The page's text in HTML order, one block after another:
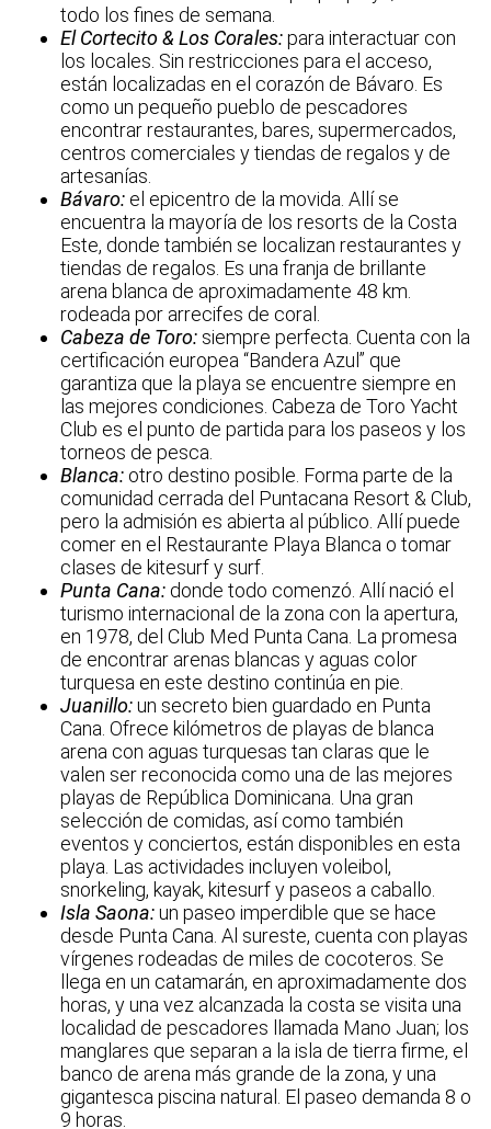
todo los fines de semana.
El Cortecito & Los Corales:para interactuar con
los locales. Sin restricciones para el acceso,
están localizadas en el corazón de Bávaro. Es
como un pequeño pueblo de pescadores
encontrar restaurantes, bares, supermercados,
centros comerciales y tiendas de regalos y de
artesanías.
Bávaro: el epicentro de la movida. Allí se
encuentra la mayoría de los resorts de la Costa
Este, donde también se localizan restaurantes y
tiendas de regalos. Es una franja de brillante
arena blanca de aproximadamente 48 km.
rodeada por arrecifes de coral.
Cabeza de Toro: siempre perfecta. Cuenta con la
certificación europea “Bandera Azul” que
garantiza que la playa se encuentre siempre en
las mejores condiciones. Cabeza de Toro Yacht
Club es el punto de partida para los paseos y los
torneos de pesca.
Blanca: otro destino posible. Forma parte de la
comunidad cerrada del Puntacana Resort & Club,
pero la admisión es abierta al público. Allí puede
comer en el Restaurante Playa Blanca o tomar
clases de kitesurf y surf.
Punta Cana: donde todo comenzó. Allí nació el
turismo internacional de la zona con la apertura,
en 1978, del Club Med Punta Cana. La promesa
de encontrar arenas blancas y aguas color
turquesa en este destino continúa en pie.
Juanillo:un secreto bien guardado en Punta
Cana. Ofrece kilómetros de playas de blanca
arena con aguas turquesas tan claras que le
valen ser reconocida como una de las mejores
playas de República Dominicana. Una gran
selección de comidas, así como también
eventos y conciertos, están disponibles en esta
playa. Las actividades incluyen voleibol,
snorkeling, kayak, kitesurf y paseos a caballo.
Isla Saona:un paseo imperdible que se hace
desde Punta Cana. Al sureste, cuenta con playas
vírgenes rodeadas de miles de cocoteros. Se
llega en un catamarán, en aproximadamente dos
horas, y una vez alcanzada la costa se visita una
localidad de pescadores llamada Mano Juan; los
manglares que separan a la isla de tierra firme, el
banco de arena más grande de la zona, y una
gigantesca piscina natural. El paseo demanda 8 o
9 horas.